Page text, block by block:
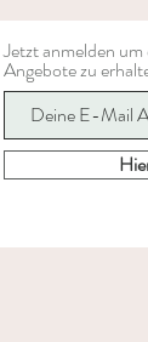
Jetzt anmelden
Angebote zu